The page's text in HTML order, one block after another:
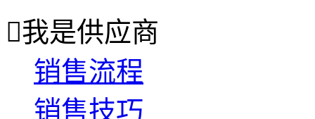
我是供应商
销售流程
销售技巧